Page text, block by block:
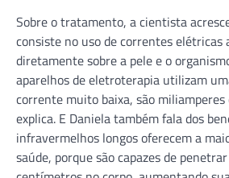
Sobre o tratamento, a cientista
consiste no uso de correntes elétricas
diretamente sobre a pele e o
aparelhos de eletroterapia utilizam
corrente muito baixa, são miliamperes
explica. E Daniela também fala dos
infravermelhos longos oferecem a
saúde, porque são capazes de